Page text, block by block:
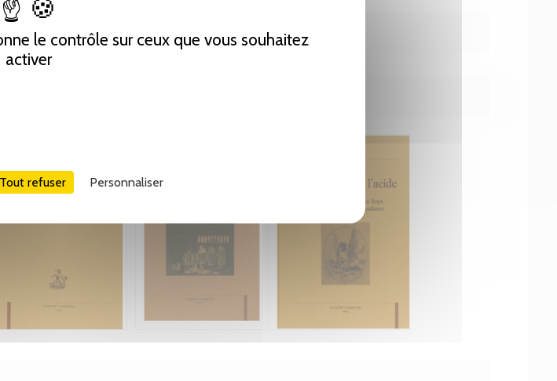
le contrôle sur ceux que vous souhaitez
activer
Tout refuser Personnaliser